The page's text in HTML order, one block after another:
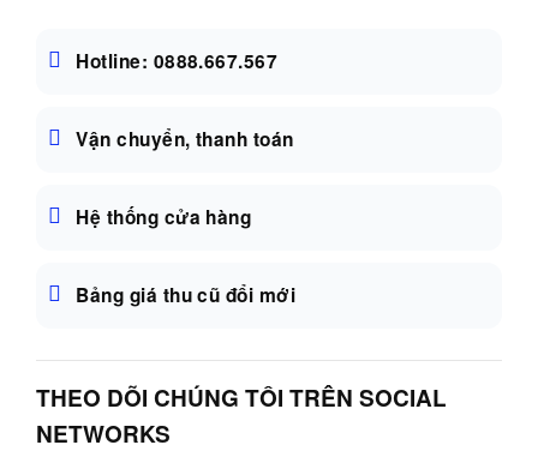
Hotline: 0888.667.567
Vận chuyển, thanh toán
Hệ thống cửa hàng
Bảng giá thu cũ đổi mới
THEO DÕI CHÚNG TÔI TRÊN SOCIAL
NETWORKS